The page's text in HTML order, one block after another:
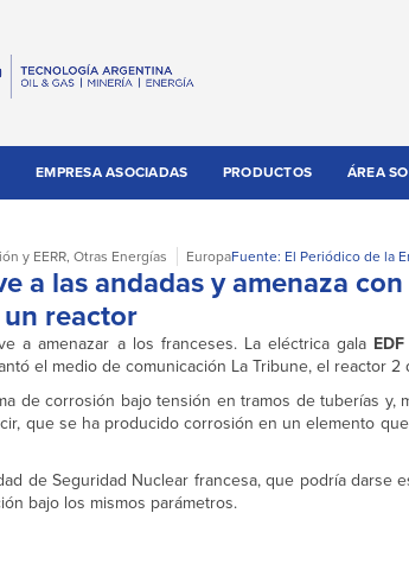
EMPRESA ASOCIADAS PRODUCTOS ÁREA
y EERR, Otras Energías EuropaFuente: El Periódico de la
a las andadas y amenaza
reactor
a amenazar a los franceses. La eléctrica gala EDF
el medio de comunicación La Tribune, el reactor
de corrosión bajo tensión en tramos de tuberías
que se ha producido corrosión en un elemento
de Seguridad Nuclear francesa, que podría
bajo los mismos parámetros.